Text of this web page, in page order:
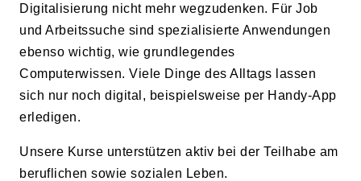
Digitalisierung nicht mehr wegzudenken. Für Job
und Arbeitssuche sind spezialisierte Anwendungen
ebenso wichtig, wie grundlegendes
Computerwissen. Viele Dinge des Alltags lassen
sich nur noch digital, beispielsweise per Handy-App
erledigen.
Unsere Kurse unterstützen aktiv bei der Teilhabe am
beruflichen sowie sozialen Leben.